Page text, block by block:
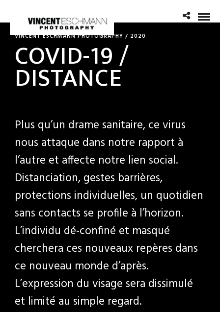
VINCENT ESCHMANN PHOTOGRAPHY / 2020
COVID-19 /
DISTANCE
Plus qu’un drame sanitaire, ce virus
nous attaque dans notre rapport à
l’autre et affecte notre lien social.
Distanciation, gestes barrières,
protections individuelles, un quotidien
sans contacts se profile à l’horizon.
L’individu dé-confiné et masqué
cherchera ces nouveaux repères dans
ce nouveau monde d’après.
L’expression du visage sera dissimulé
et limité au simple regard.